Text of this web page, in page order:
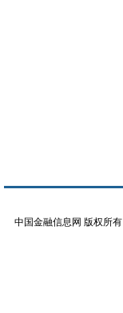
中国金融信息网 版权所有